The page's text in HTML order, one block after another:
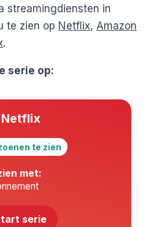
streamingdiensten in
te zien op Netflix, Amazon
.
serie op:
Netflix
te zien
met:
serie